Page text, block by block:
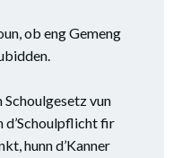
ob eng Gemeng
Schoulgesetz vun
d’Schoulpflicht fir
hunn d’Kanner